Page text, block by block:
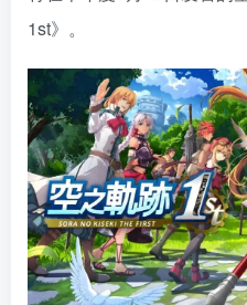
1st》。